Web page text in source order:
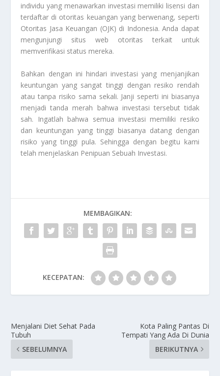
individu yang menawarkan investasi memiliki lisensi dan
terdaftar di otoritas keuangan yang berwenang, seperti
Otoritas Jasa Keuangan (OJK) di Indonesia. Anda dapat
mengunjungi situs web otoritas terkait untuk
memverifikasi status mereka.
Bahkan dengan ini hindari investasi yang menjanjikan
keuntungan yang sangat tinggi dengan resiko rendah
atau tanpa risiko sama sekali. Janji seperti ini biasanya
menjadi tanda merah bahwa investasi tersebut tidak
sah. Ingatlah bahwa semua investasi memiliki resiko
dan keuntungan yang tinggi biasanya datang dengan
risiko yang tinggi pula. Sehingga dengan begitu kami
telah menjelaskan Penipuan Sebuah Investasi.
MEMBAGIKAN:
KECEPATAN:
Menjalani Diet Sehat Pada
Tubuh
SEBELUMNYA
Kota Paling Pantas Di
Tempati Yang Ada Di Dunia
BERIKUTNYA